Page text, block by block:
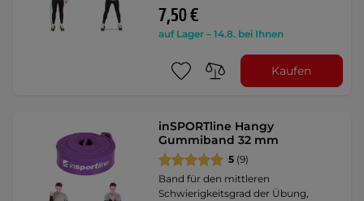
7,50 €
auf Lager – 14.8. bei Ihnen
Kaufen
inSPORTline Hangy
Gummiband 32 mm
5 (9)
Band für den mittleren
Schwierigkeitsgrad der Übung,